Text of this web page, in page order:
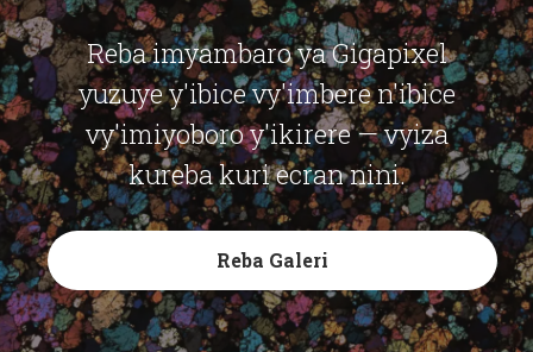
Reba imyambaro ya Gigapixel
yuzuye y'ibice vy'imbere n'ibice
vy'imiyoboro y'ikirere — vyiza
kureba kuri ecran nini.
Reba Galeri